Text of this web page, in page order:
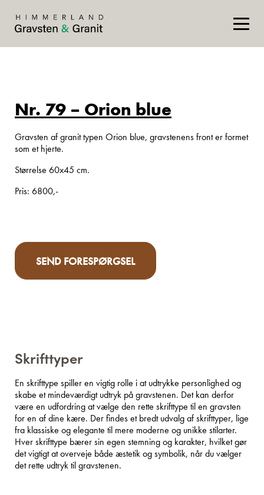
Nr. 79 – Orion blue
Gravsten af granit typen Orion blue, gravstenens front er formet
som et hjerte.
Størrelse 60x45 cm.
Pris: 6800,-
SEND FORESPØRGSEL
Skrifttyper
En skrifttype spiller en vigtig rolle i at udtrykke personlighed og
skabe et mindeværdigt udtryk på gravstenen. Det kan derfor
være en udfordring at vælge den rette skrifttype til en gravsten
for en af dine kære. Der findes et bredt udvalg af skrifttyper, lige
fra klassiske og elegante til mere moderne og unikke stilarter.
Hver skrifttype bærer sin egen stemning og karakter, hvilket gør
det vigtigt at overveje både æstetik og symbolik, når du vælger
det rette udtryk til gravstenen.